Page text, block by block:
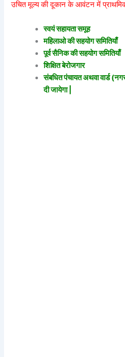
उचित मूल्य की दूकान के आवंटन में
स्वयं सहायता समूह
महिलाओ की सहयोग समितियाँ
पूर्व सैनिक की सहयोग समितियाँ
शिक्षित बेरोजगार
संबधित पंचायत अथवा वार्ड
दी जायेगा |